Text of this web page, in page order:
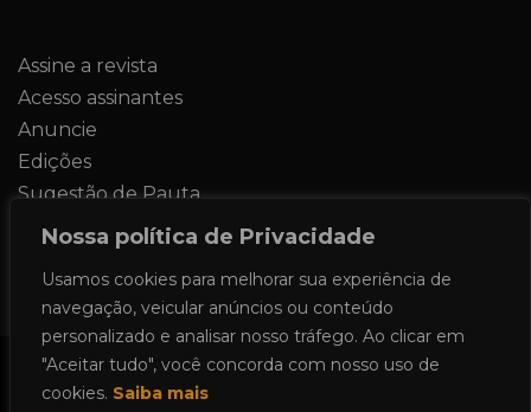
Nossa política de Privacidade
Usamos cookies para melhorar sua experiência de
navegação, veicular anúncios ou conteúdo
personalizado e analisar nosso tráfego. Ao clicar em
"Aceitar tudo", você concorda com nosso uso de
cookies. Saiba mais
Assine a revista
Acesso assinantes
Anuncie
Edições
Sugestão de Pauta
Contato
Todos os direitos reservados 2024.